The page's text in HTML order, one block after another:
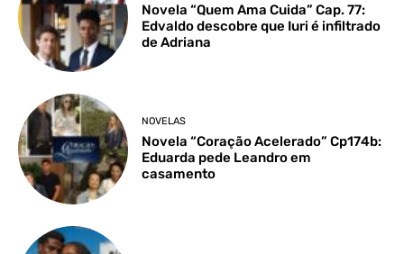
Novela “Quem Ama Cuida” Cap. 77:
Edvaldo descobre que Iuri é infiltrado
de Adriana
NOVELAS
Novela “Coração Acelerado” Cp174b:
Eduarda pede Leandro em
casamento